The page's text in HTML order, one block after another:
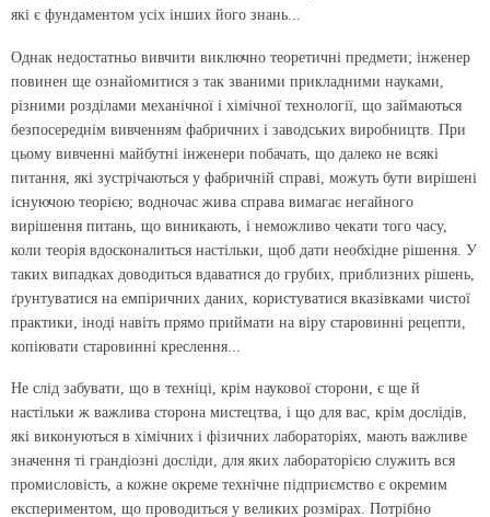
які є фундаментом усіх інших його знань...
Однак недостатньо вивчити виключно теоретичні предмети; інженер
повинен ще ознайомитися з так званими прикладними науками,
різними розділами механічної і хімічної технології, що займаються
безпосереднім вивченням фабричних і заводських виробництв. При
цьому вивченні майбутні інженери побачать, що далеко не всякі
питання, які зустрічаються у фабричній справі, можуть бути вирішені
існуючою теорією; водночас жива справа вимагає негайного
вирішення питань, що виникають, і неможливо чекати того часу,
коли теорія вдосконалиться настільки, щоб дати необхідне рішення. У
таких випадках доводиться вдаватися до грубих, приблизних рішень,
ґрунтуватися на емпіричних даних, користуватися вказівками чистої
практики, іноді навіть прямо приймати на віру старовинні рецепти,
копіювати старовинні креслення...
Не слід забувати, що в техніці, крім наукової сторони, є ще й
настільки ж важлива сторона мистецтва, і що для вас, крім дослідів,
які виконуються в хімічних і фізичних лабораторіях, мають важливе
значення ті грандіозні досліди, для яких лабораторією служить вся
промисловість, а кожне окреме технічне підприємство є окремим
експериментом, що проводиться у великих розмірах. Потрібно